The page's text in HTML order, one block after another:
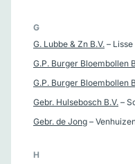
G
G. Lubbe & Zn B.V. – Lisse
G.P. Burger Bloembollen
G.P. Burger Bloembollen
Gebr. Hulsebosch B.V. –
Gebr. de Jong –
H